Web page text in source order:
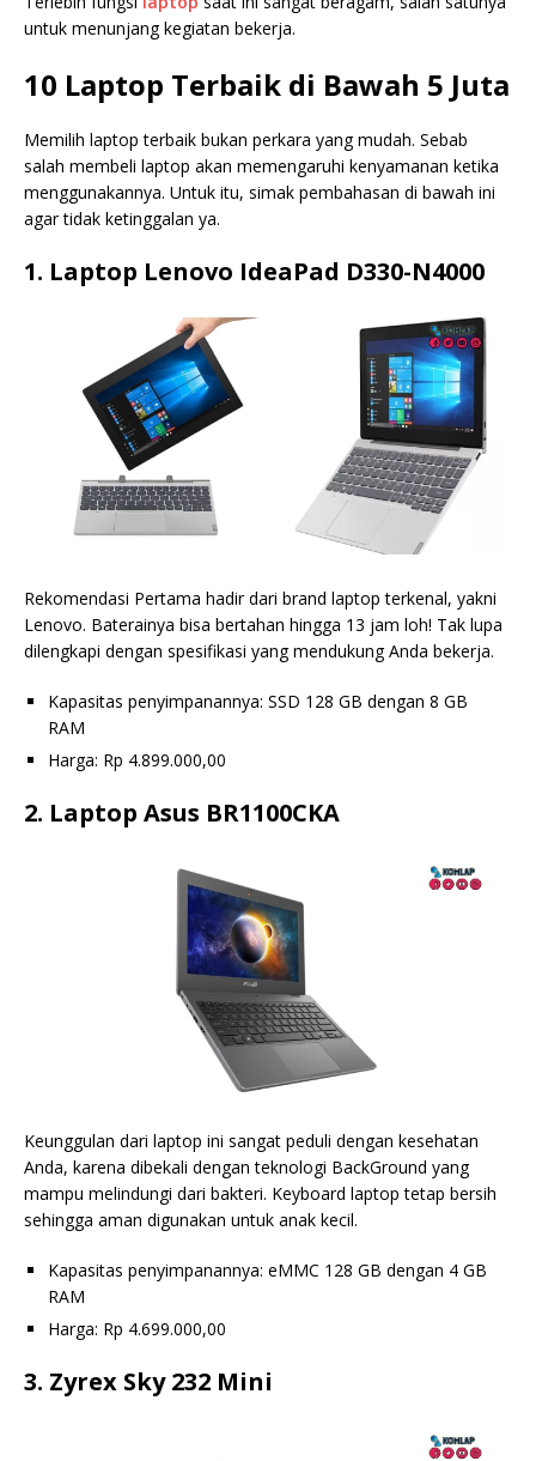
untuk menunjang kegiatan bekerja.
10 Laptop Terbaik di Bawah 5 Juta
Memilih laptop terbaik bukan perkara yang mudah. Sebab
salah membeli laptop akan memengaruhi kenyamanan ketika
menggunakannya. Untuk itu, simak pembahasan di bawah ini
agar tidak ketinggalan ya.
1. Laptop Lenovo IdeaPad D330-N4000
Rekomendasi Pertama hadir dari brand laptop terkenal, yakni
Lenovo. Baterainya bisa bertahan hingga 13 jam loh! Tak lupa
dilengkapi dengan spesifikasi yang mendukung Anda bekerja.
Kapasitas penyimpanannya: SSD 128 GB dengan 8 GB
RAM
Harga: Rp 4.899.000,00
2. Laptop Asus BR1100CKA
Keunggulan dari laptop ini sangat peduli dengan kesehatan
Anda, karena dibekali dengan teknologi BackGround yang
mampu melindungi dari bakteri. Keyboard laptop tetap bersih
sehingga aman digunakan untuk anak kecil.
Kapasitas penyimpanannya: eMMC 128 GB dengan 4 GB
RAM
Harga: Rp 4.699.000,00
3. Zyrex Sky 232 Mini